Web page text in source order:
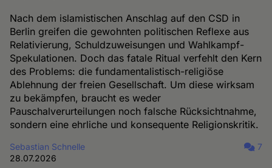
Nach dem islamistischen Anschlag auf den CSD in
Berlin greifen die gewohnten politischen Reflexe aus
Relativierung, Schuldzuweisungen und Wahlkampf-
Spekulationen. Doch das fatale Ritual verfehlt den Kern
des Problems: die fundamentalistisch-religiöse
Ablehnung der freien Gesellschaft. Um diese wirksam
zu bekämpfen, braucht es weder
Pauschalverurteilungen noch falsche Rücksichtnahme,
sondern eine ehrliche und konsequente Religionskritik.
Sebastian Schnelle
28.07.2026
7